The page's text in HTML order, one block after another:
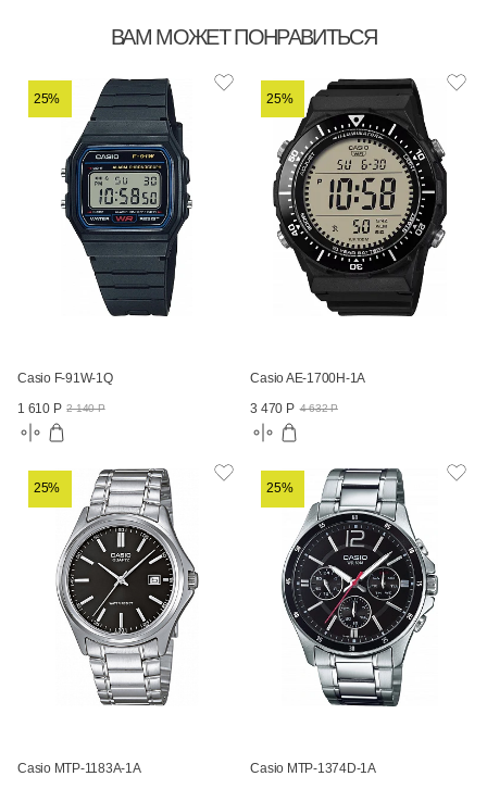
ВАМ МОЖЕТ ПОНРАВИТЬСЯ
25%
Casio F-91W-1Q
1 610 Р 2 140 Р
25%
Casio AE-1700H-1A
3 470 Р 4 632 Р
25%
Casio MTP-1183A-1A
25%
Casio MTP-1374D-1A